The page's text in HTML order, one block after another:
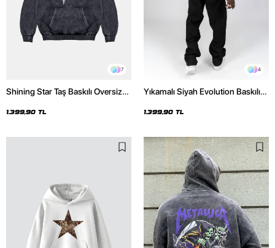
7
Shining Star Taş Baskılı Oversize
Hoodie
1.399,90 TL
4
Yıkamalı Siyah Evolution Baskılı
Hoodie
1.399,90 TL